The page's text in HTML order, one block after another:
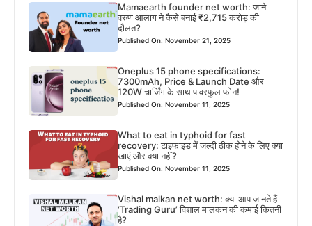
Mamaearth founder net worth: जाने
वरुण आलाग ने कैसे बनाई ₹2,715 करोड़ की
दौलत?
Published On: November 21, 2025
Oneplus 15 phone specifications:
7300mAh, Price & Launch Date और
120W चार्जिंग के साथ पावरफुल फोन!
Published On: November 11, 2025
What to eat in typhoid for fast
recovery: टाइफाइड में जल्दी ठीक होने के लिए क्या
खाएं और क्या नहीं?
Published On: November 11, 2025
Vishal malkan net worth: क्या आप जानते हैं
‘Trading Guru’ विशाल मालकन की कमाई कितनी
है?